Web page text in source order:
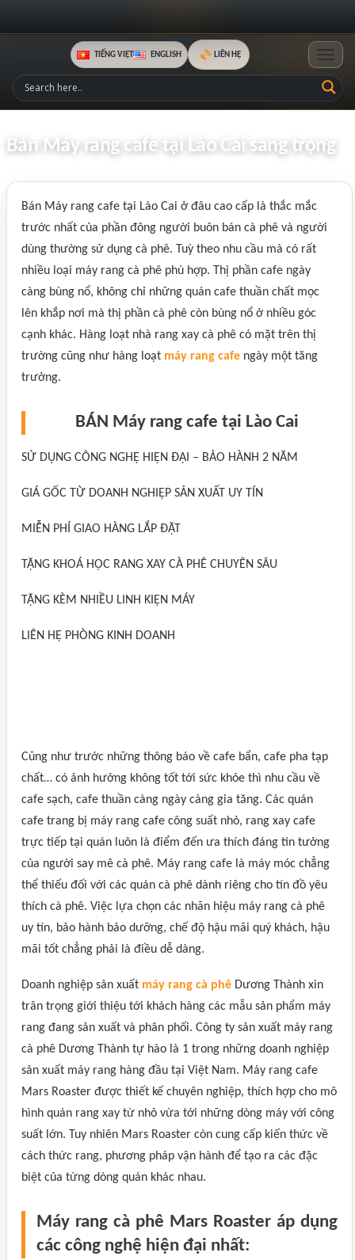
TIẾNG VIỆT ENGLISH LIÊN HỆ
Bán Máy rang cafe tại Lào Cai sang trọng
Bán Máy rang cafe tại Lào Cai ở đâu cao cấp là thắc mắc
trước nhất của phần đông người buôn bán cà phê và người
dùng thường sử dụng cà phê. Tuỳ theo nhu cầu mà có rất
nhiều loại máy rang cà phê phù hợp. Thị phần cafe ngày
càng bùng nổ, không chỉ những quán cafe thuần chất mọc
lên khắp nơi mà thị phần cà phê còn bùng nổ ở nhiều góc
cạnh khác. Hàng loạt nhà rang xay cà phê có mặt trên thị
trường cũng như hàng loạt máy rang cafe ngày một tăng
trưởng.
BÁN Máy rang cafe tại Lào Cai
SỬ DỤNG CÔNG NGHỆ HIỆN ĐẠI – BẢO HÀNH 2 NĂM
GIÁ GỐC TỪ DOANH NGHIỆP SẢN XUẤT UY TÍN
MIỄN PHÍ GIAO HÀNG LẮP ĐẶT
TẶNG KHOÁ HỌC RANG XAY CÀ PHÊ CHUYÊN SÂU
TẶNG KÈM NHIỀU LINH KIỆN MÁY
LIÊN HỆ PHÒNG KINH DOANH
Cũng như trước những thông báo về cafe bẩn, cafe pha tạp
chất… có ảnh hưởng không tốt tới sức khỏe thì nhu cầu về
cafe sạch, cafe thuần càng ngày càng gia tăng. Các quán
cafe trang bị máy rang cafe công suất nhỏ, rang xay cafe
trực tiếp tại quán luôn là điểm đến ưa thích đáng tin tưởng
của người say mê cà phê. Máy rang cafe là máy móc chẳng
thể thiếu đối với các quán cà phê dành riêng cho tín đồ yêu
thích cà phê. Việc lựa chọn các nhãn hiệu máy rang cà phê
uy tín, bảo hành bảo dưỡng, chế độ hậu mãi quý khách, hậu
mãi tốt chẳng phải là điều dễ dàng.
Doanh nghiệp sản xuất máy rang cà phê Dương Thành xin
trân trọng giới thiệu tới khách hàng các mẫu sản phẩm máy
rang đang sản xuất và phân phối. Công ty sản xuất máy rang
cà phê Dương Thành tự hào là 1 trong những doanh nghiệp
sản xuất máy rang hàng đầu tại Việt Nam. Máy rang cafe
Mars Roaster được thiết kế chuyên nghiệp, thích hợp cho mô
hình quán rang xay từ nhỏ vừa tới những dòng máy với công
suất lớn. Tuy nhiên Mars Roaster còn cung cấp kiến thức về
cách thức rang, phương pháp vận hành để tạo ra các đặc
biệt của từng dòng quán khác nhau.
Máy rang cà phê Mars Roaster áp dụng
các công nghệ hiện đại nhất: